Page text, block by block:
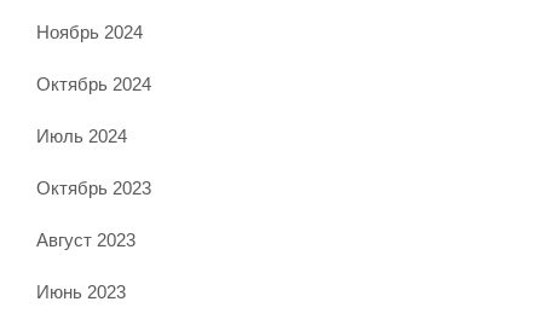
Ноябрь 2024
Октябрь 2024
Июль 2024
Октябрь 2023
Август 2023
Июнь 2023